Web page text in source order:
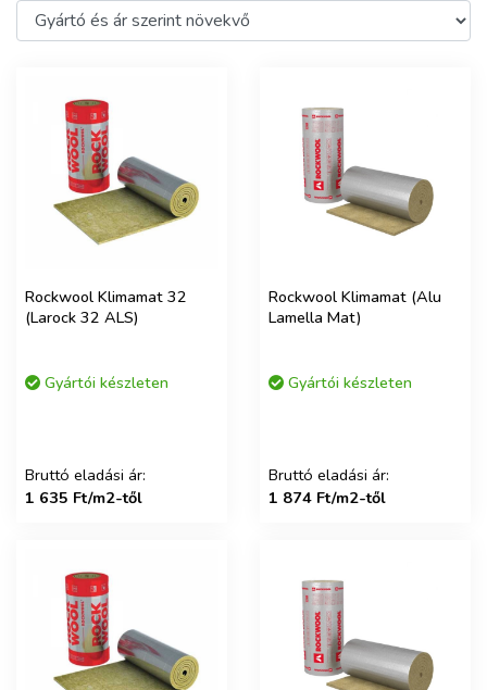
Rockwool Klimamat 32
(Larock 32 ALS)
Gyártói készleten
Bruttó eladási ár:
1 635 Ft/m2-től
Rockwool Klimamat (Alu
Lamella Mat)
Gyártói készleten
Bruttó eladási ár:
1 874 Ft/m2-től